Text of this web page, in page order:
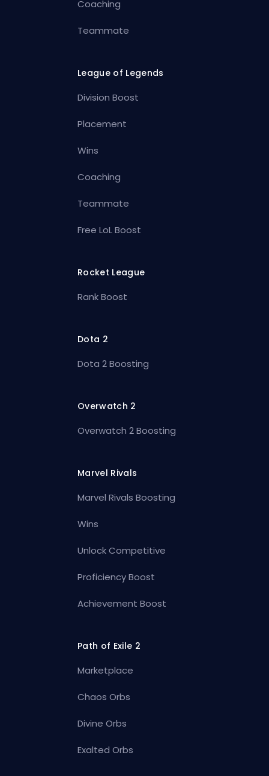
Coaching
Teammate
League of Legends
Division Boost
Placement
Wins
Coaching
Teammate
Free LoL Boost
Rocket League
Rank Boost
Dota 2
Dota 2 Boosting
Overwatch 2
Overwatch 2 Boosting
Marvel Rivals
Marvel Rivals Boosting
Wins
Unlock Competitive
Proficiency Boost
Achievement Boost
Path of Exile 2
Marketplace
Chaos Orbs
Divine Orbs
Exalted Orbs